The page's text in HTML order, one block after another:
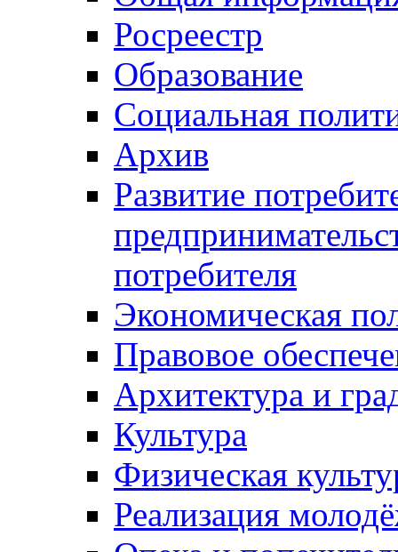
Росреестр
Образование
Социальная
Архив
Развитие
потребителя
Экономическая
Правовое
Архитектура и
Культура
Физическая
Реализация